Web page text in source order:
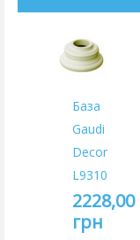
База
Gaudi
Decor
L9310
2228,00
грн